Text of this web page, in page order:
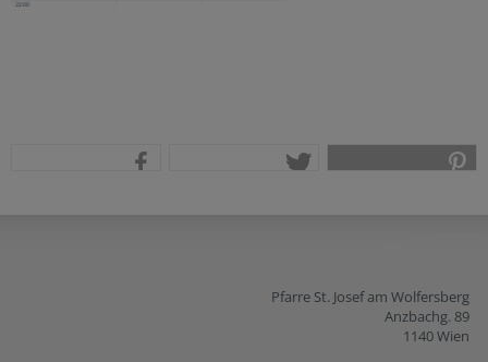
Pfarre St. Josef am Wolfersberg
Anzbachg. 89
1140 Wien